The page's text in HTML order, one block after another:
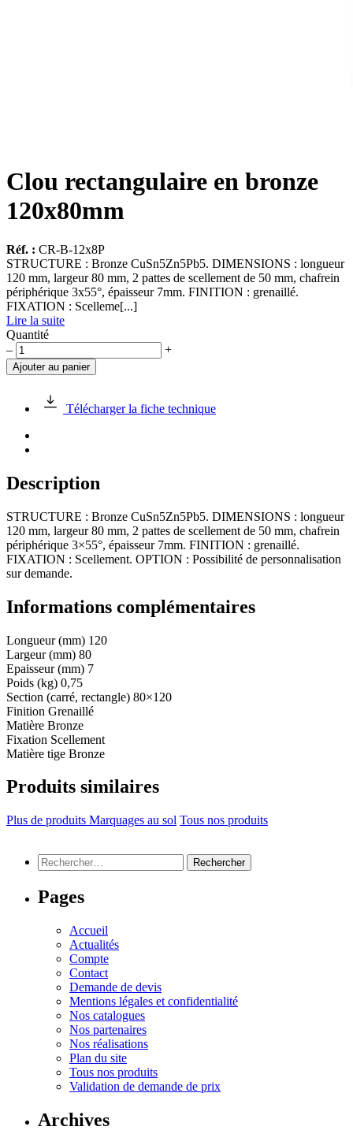
Clou rectangulaire en bronze
120x80mm
Réf. : CR-B-12x8P
STRUCTURE : Bronze CuSn5Zn5Pb5. DIMENSIONS : longueur
120 mm, largeur 80 mm, 2 pattes de scellement de 50 mm, chafrein
périphérique 3x55°, épaisseur 7mm. FINITION : grenaillé.
FIXATION : Scelleme[...]
Lire la suite
Quantité
quantité
de
Clou
120x80mm
– +
Ajouter au panier
Télécharger la fiche technique
Description
STRUCTURE : Bronze CuSn5Zn5Pb5. DIMENSIONS : longueur
120 mm, largeur 80 mm, 2 pattes de scellement de 50 mm, chafrein
périphérique 3×55°, épaisseur 7mm. FINITION : grenaillé.
FIXATION : Scellement. OPTION : Possibilité de personnalisation
sur demande.
Informations complémentaires
Longueur (mm) 120
Largeur (mm) 80
Epaisseur (mm) 7
Poids (kg) 0,75
Section (carré, rectangle) 80×120
Finition Grenaillé
Matière Bronze
Fixation Scellement
Matière tige Bronze
Produits similaires
Plus de produits Marquages au sol Tous nos produits
Rechercher :
Pages
Accueil
Actualités
Compte
Contact
Demande de devis
Mentions légales et confidentialité
Nos catalogues
Nos partenaires
Nos réalisations
Plan du site
Tous nos produits
Validation de demande de prix
Archives